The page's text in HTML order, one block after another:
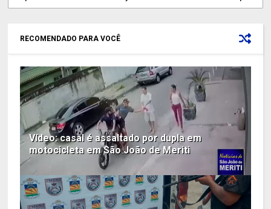
RECOMENDADO PARA VOCÊ
Vídeo: casal é assaltado por dupla em
motocicleta em São João de Meriti